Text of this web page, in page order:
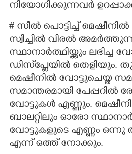
നിയോഗിക്കുന്നവർ
# സീൽ പൊട്ടിച്ച്
സ്വിച്ചിൽ വിരൽ
സ്ഥാനാർത്ഥിയ്ക്കും ലഭിച്ച
ഡിസ്‌പ്ലേയിൽ തെളിയും.
മെഷീനിൽ വോട്ടുചെയ്ത
സമാന്തരമായി പേപ്പറിൽ
വോട്ടുകൾ എണ്ണും.
ബാലറ്റിലും ഓരോ
വോട്ടുകളുടെ എണ്ണം
എന്ന് ഒത്ത് നോക്കും.